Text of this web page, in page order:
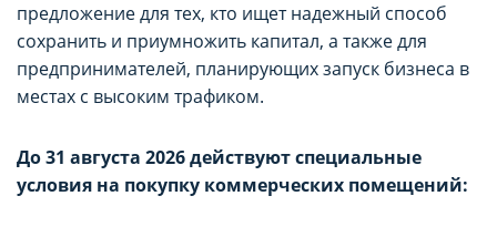
предложение для тех, кто ищет надежный способ
сохранить и приумножить капитал, а также для
предпринимателей, планирующих запуск бизнеса в
местах с высоким трафиком.
До 31 августа 2026 действуют специальные
условия на покупку коммерческих помещений: